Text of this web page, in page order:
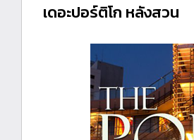
เดอะปอร์ติโก หลังสวน